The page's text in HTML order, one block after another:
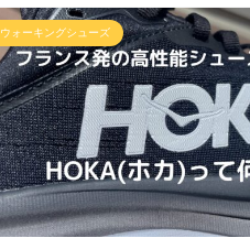
ウォーキングシューズ